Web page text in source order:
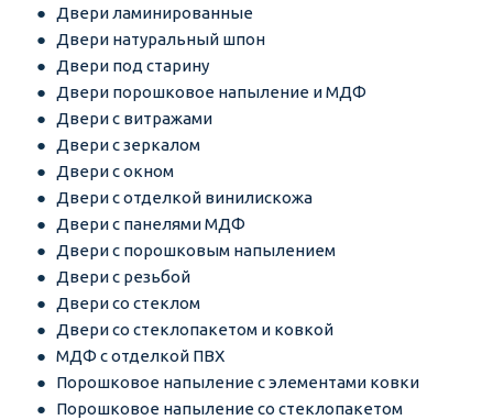
Двери ламинированные
Двери натуральный шпон
Двери под старину
Двери порошковое напыление и МДФ
Двери с витражами
Двери с зеркалом
Двери с окном
Двери с отделкой винилискожа
Двери с панелями МДФ
Двери с порошковым напылением
Двери с резьбой
Двери со стеклом
Двери со стеклопакетом и ковкой
МДФ с отделкой ПВХ
Порошковое напыление с элементами ковки
Порошковое напыление со стеклопакетом